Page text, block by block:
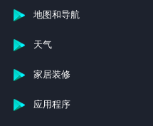
地图和导航
天气
家居装修
应用程序